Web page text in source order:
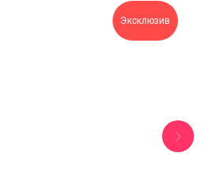
Эксклюзив